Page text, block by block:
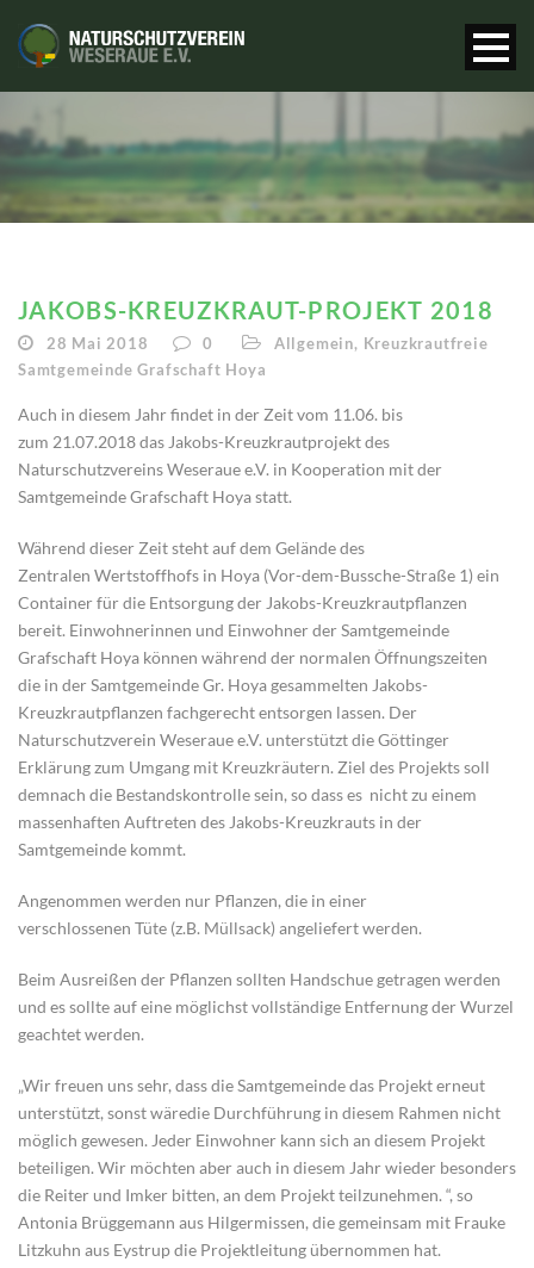
JAKOBS-KREUZKRAUT-PROJEKT 2018
28 Mai 2018 0 Allgemein, Kreuzkrautfreie
Samtgemeinde Grafschaft Hoya
Auch in diesem Jahr findet in der Zeit vom 11.06. bis
zum 21.07.2018 das Jakobs-Kreuzkrautprojekt des
Naturschutzvereins Weseraue e.V. in Kooperation mit der
Samtgemeinde Grafschaft Hoya statt.
Während dieser Zeit steht auf dem Gelände des
Zentralen Wertstoffhofs in Hoya (Vor-dem-Bussche-Straße 1) ein
Container für die Entsorgung der Jakobs-Kreuzkrautpflanzen
bereit. Einwohnerinnen und Einwohner der Samtgemeinde
Grafschaft Hoya können während der normalen Öffnungszeiten
die in der Samtgemeinde Gr. Hoya gesammelten Jakobs-
Kreuzkrautpflanzen fachgerecht entsorgen lassen. Der
Naturschutzverein Weseraue e.V. unterstützt die Göttinger
Erklärung zum Umgang mit Kreuzkräutern. Ziel des Projekts soll
demnach die Bestandskontrolle sein, so dass es nicht zu einem
massenhaften Auftreten des Jakobs-Kreuzkrauts in der
Samtgemeinde kommt.
Angenommen werden nur Pflanzen, die in einer
verschlossenen Tüte (z.B. Müllsack) angeliefert werden.
Beim Ausreißen der Pflanzen sollten Handschue getragen werden
und es sollte auf eine möglichst vollständige Entfernung der Wurzel
geachtet werden.
„Wir freuen uns sehr, dass die Samtgemeinde das Projekt erneut
unterstützt, sonst wäredie Durchführung in diesem Rahmen nicht
möglich gewesen. Jeder Einwohner kann sich an diesem Projekt
beteiligen. Wir möchten aber auch in diesem Jahr wieder besonders
die Reiter und Imker bitten, an dem Projekt teilzunehmen. “, so
Antonia Brüggemann aus Hilgermissen, die gemeinsam mit Frauke
Litzkuhn aus Eystrup die Projektleitung übernommen hat.